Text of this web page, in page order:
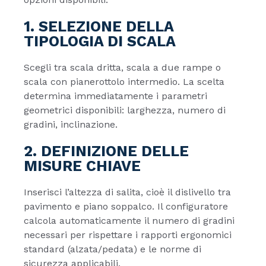
1. SELEZIONE DELLA
TIPOLOGIA DI SCALA
Scegli tra scala dritta, scala a due rampe o
scala con pianerottolo intermedio. La scelta
determina immediatamente i parametri
geometrici disponibili: larghezza, numero di
gradini, inclinazione.
2. DEFINIZIONE DELLE
MISURE CHIAVE
Inserisci l’altezza di salita, cioè il dislivello tra
pavimento e piano soppalco. Il configuratore
calcola automaticamente il numero di gradini
necessari per rispettare i rapporti ergonomici
standard (alzata/pedata) e le norme di
sicurezza applicabili.